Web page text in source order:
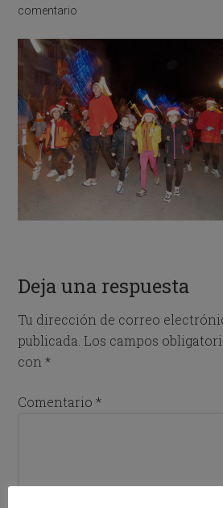
comentario
Deja una respuesta
Tu dirección de correo
publicada. Los campos
con*
Comentario*